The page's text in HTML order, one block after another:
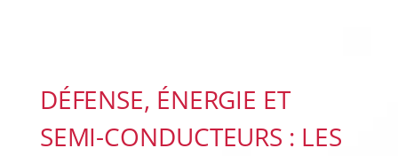
DÉFENSE, ÉNERGIE ET
SEMI-CONDUCTEURS : LES